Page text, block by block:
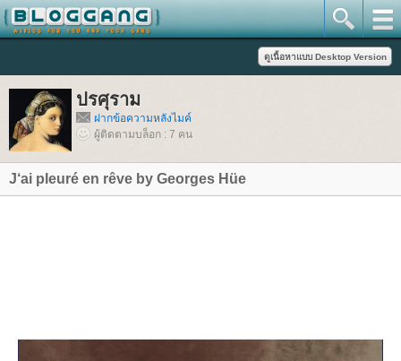
ปรศุราม
ฝากข้อความหลังไมค์
ผู้ติดตามบล็อก : 7 คน
J‘ai pleuré en rêve by Georges Hüe